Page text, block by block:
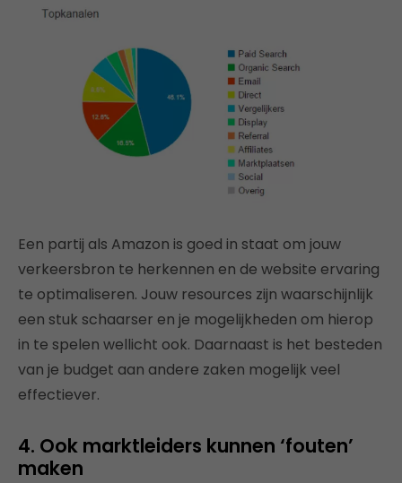
Een partij als Amazon is goed in staat om jouw
verkeersbron te herkennen en de website ervaring
te optimaliseren. Jouw resources zijn waarschijnlijk
een stuk schaarser en je mogelijkheden om hierop
in te spelen wellicht ook. Daarnaast is het besteden
van je budget aan andere zaken mogelijk veel
effectiever.
4. Ook marktleiders kunnen ‘fouten’
maken